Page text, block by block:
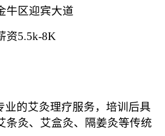
牛区迎宾大道
资5.5k-8K
的艾灸理疗服务，培训后具
条灸、艾盒灸、隔姜灸等传统